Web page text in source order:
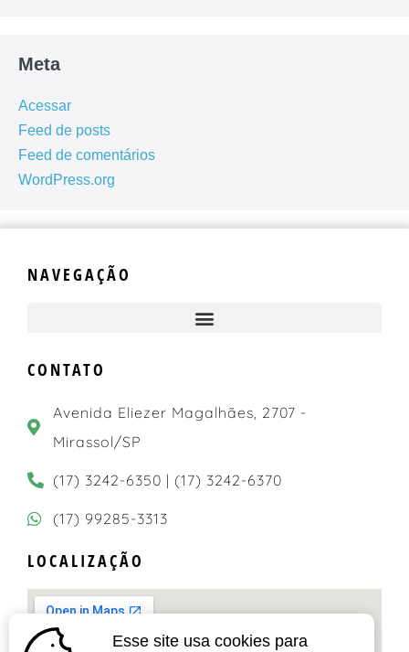
Meta
Acessar
Feed de posts
Feed de comentários
WordPress.org
NAVEGAÇÃO
CONTATO
Avenida Eliezer Magalhães, 2707 -
Mirassol/SP
(17) 3242-6350 | (17) 3242-6370
(17) 99285-3313
LOCALIZAÇÃO
Esse site usa cookies para